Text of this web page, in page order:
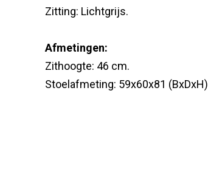
Zitting: Lichtgrijs.
Afmetingen:
Zithoogte: 46 cm.
Stoelafmeting: 59x60x81 (BxDxH)